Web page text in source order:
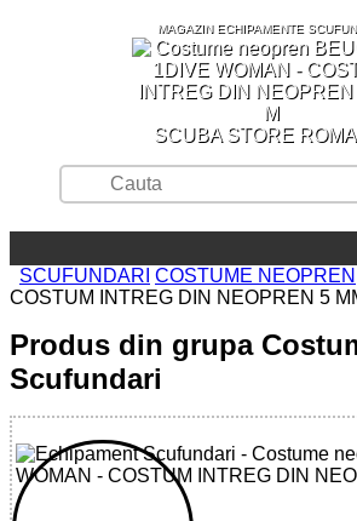
MAGAZIN ECHIPAMENTE
SCUBA STORE
SCUFUNDARI COSTUME NEOPREN
COSTUM INTREG DIN NEOPREN 5
Produs din grupa
Scufundari